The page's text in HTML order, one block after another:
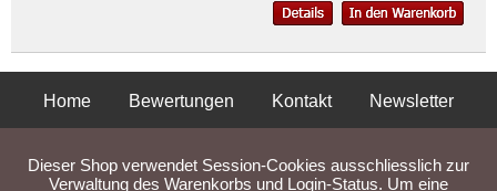
Home Bewertungen Kontakt
Newsletter
Liefer- und Versandkosten
Dieser Shop verwendet Session-Cookies ausschliesslich zur
Verwaltung des Warenkorbs und Login-Status. Um eine